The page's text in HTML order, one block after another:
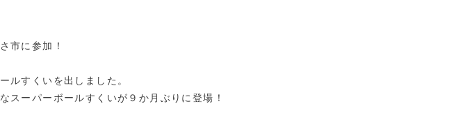
市に参加！
ルすくいを出しました。
スーパーボールすくいが９か月ぶりに登場！